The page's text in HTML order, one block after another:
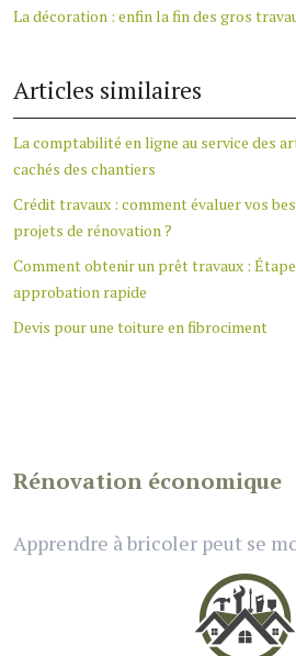
La décoration : enfin la fin des gros
Articles similaires
La comptabilité en ligne au service des
cachés des chantiers
Crédit travaux : comment évaluer vos
projets de rénovation ?
Comment obtenir un prêt travaux :
approbation rapide
Devis pour une toiture en fibrociment
Rénovation économique
Apprendre à bricoler peut se